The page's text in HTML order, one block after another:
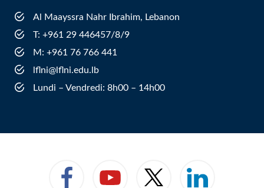
Al Maayssra Nahr Ibrahim, Lebanon
​T: +961 29 446457/8/9
​M: +961 76 766 441
lflni@lflni.edu.lb
Lundi – Vendredi: 8h00 – 14h00